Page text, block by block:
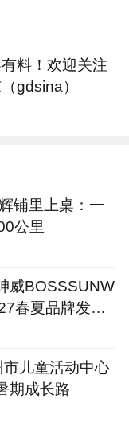
料！欢迎关注
gdsina）
铺里上桌：一
公里
威BOSSSUNW
春夏品牌发布
市儿童活动中心
期成长路